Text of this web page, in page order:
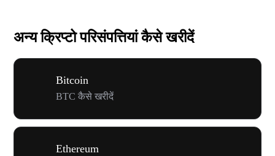
अन्य क्रिप्टो परिसंपत्तियां कैसे खरीदें
Bitcoin
BTC कैसे खरीदें
Ethereum